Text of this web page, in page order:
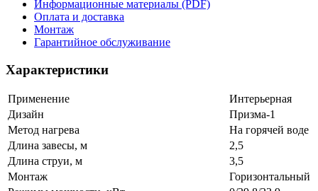
Информационные материалы (PDF)
Оплата и доставка
Монтаж
Гарантийное обслуживание
Характеристики
Применение
Интерьерная
Дизайн
Призма-1
Метод нагрева
На горячей воде
Длина завесы, м
2,5
Длина струи, м
3,5
Монтаж
Горизонтальный